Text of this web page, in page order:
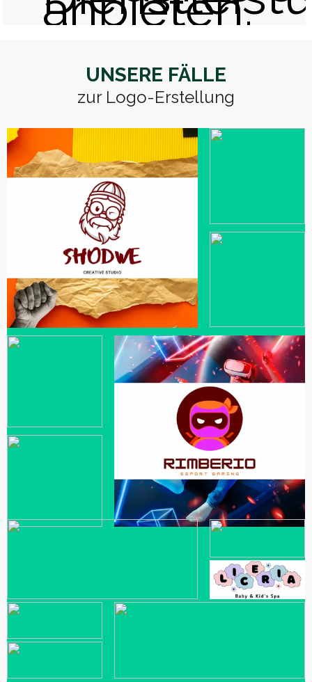
UNSERE FÄLLE
zur Logo-Erstellung